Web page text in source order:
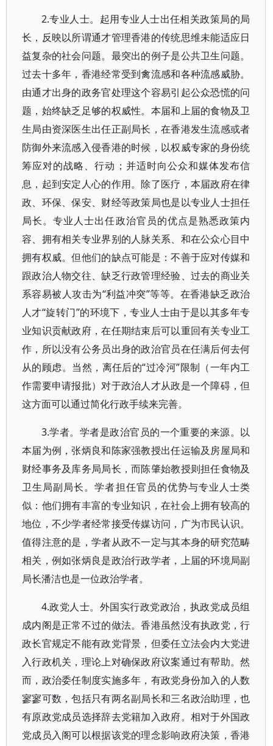
2.专业人士。起用专业人士出任相关政策局的局
长，反映以所谓通才管理香港的传统思维未能适应日
益复杂的社会问题。最突出的例子是公共卫生问题。
过去十多年，香港经常受到禽流感和各种流感威胁。
由通才出身的政务官处理这个容易引起公众恐慌的问
题，始终缺乏足够的权威性。本届和上届的食物及卫
生局由资深医生出任正副局长，在香港发生流感或者
防御外来流感入侵香港的时候，以权威专家的身份统
筹应对的战略、行动；并适时向公众和媒体发布信
息，起到安定人心的作用。除了医疗，本届政府在律
政、环保、保安、财经等政策局也是以专业人士担任
局长。专业人士出任政治官员的优点是熟悉政策内
容、拥有相关专业界别的人脉关系、和在公众心目中
拥有权威。但他们的缺点可能是：不善于应对传媒和
跟政治人物交往、缺乏行政管理经验、过去的商业关
系容易被人攻击为“利益冲突”等等。在香港缺乏政治
人才“旋转门”的环境下，专业人士由于是以其多年专
业知识贡献政府，在任期结束后可以重回有关专业工
作，所以没有公务员出身的政治官员在任满后何去何
从的顾虑。当然，离任后的“过冷河”限制（一年内工
作需要申请报批）对于政治人才从政是一个障碍，但
这方面可以通过简化行政手续来完善。
3.学者。学者是政治官员的一个重要的来源。以
本届为例，张炳良和陈家强教授出任运输及房屋局和
财经事务及库务局局长，而陈肇始教授则担任食物及
卫生局副局长。学者担任官员的优势与专业人士类
似：他们拥有丰富的专业知识，在社会上拥有较高的
地位，不少学者经常接受传媒访问，广为市民认识。
值得注意的是，学者从政不一定与其本身的研究范畴
相关，例如张炳良是政治行政学者，上届的环境局副
局长潘洁也是一位政治学者。
4.政党人士。外国实行政党政治，执政党成员组
成内阁是正常不过的做法。香港虽然没有执政党，行
政长官规定不能有政党背景，但委任立法会内大党进
入行政机关，理论上对确保政府议案通过有帮助。然
而，政治委任制度实施多年，有政党身份加入的人数
寥寥可数，包括只有两名副局长和三名政治助理，也
有原政党成员选择辞去党籍加入政府。相对于外国政
党成员入阁可以根据该党的理念影响政府决策，香港